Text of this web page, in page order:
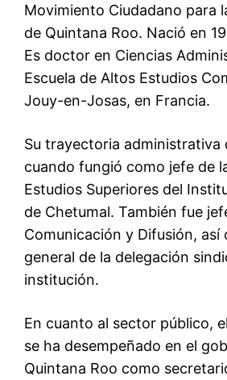
Movimiento Ciudadano para
de Quintana Roo. Nació en
Es doctor en Ciencias
Escuela de Altos Estudios
Jouy-en-Josas, en Francia.
Su trayectoria administrativa
cuando fungió como jefe de
Estudios Superiores del
de Chetumal. También fue
Comunicación y Difusión, así
general de la delegación
institución.
En cuanto al sector público,
se ha desempeñado en el
Quintana Roo como